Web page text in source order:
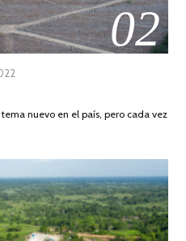
02
DE
nuevo en el país, pero cada vez